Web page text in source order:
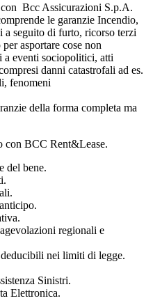
Bcc Assicurazioni S.p.A.
le garanzie Incendio,
a seguito di furto, ricorso terzi
asportare cose non
a eventi sociopolitici, atti
danni catastrofali ad es.
fenomeni
della forma completa ma
con BCC Rent&Lease.
del bene.
regionali e
nei limiti di legge.
Sinistri.
Elettronica.